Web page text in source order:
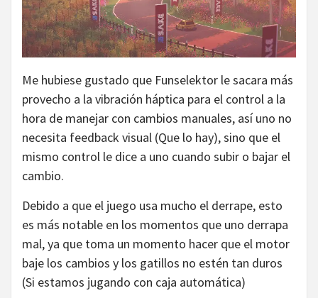
Me hubiese gustado que Funselektor le sacara más
provecho a la vibración háptica para el control a la
hora de manejar con cambios manuales, así uno no
necesita feedback visual (Que lo hay), sino que el
mismo control le dice a uno cuando subir o bajar el
cambio.
Debido a que el juego usa mucho el derrape, esto
es más notable en los momentos que uno derrapa
mal, ya que toma un momento hacer que el motor
baje los cambios y los gatillos no estén tan duros
(Si estamos jugando con caja automática)